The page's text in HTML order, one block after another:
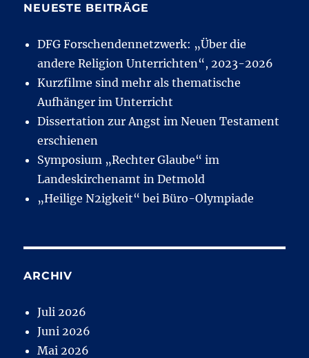
NEUESTE BEITRÄGE
DFG Forschendennetzwerk: „Über die
andere Religion Unterrichten“, 2023-2026
Kurzfilme sind mehr als thematische
Aufhänger im Unterricht
Dissertation zur Angst im Neuen Testament
erschienen
Symposium „Rechter Glaube“ im
Landeskirchenamt in Detmold
„Heilige N2igkeit“ bei Büro-Olympiade
ARCHIV
Juli 2026
Juni 2026
Mai 2026